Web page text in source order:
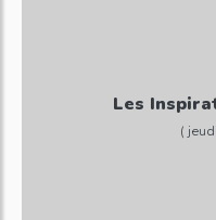
Les
(